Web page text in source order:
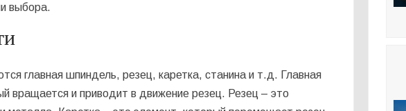
выбора.
главная шпиндель, резец, каретка, станина и т.д. Главная
вращается и приводит в движение резец. Резец – это